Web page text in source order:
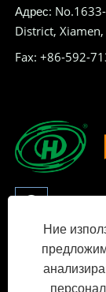
Адрес:
District, Xiamen,
Fax: +86-592-
Copyright © 2023
опъване, серия
Ние